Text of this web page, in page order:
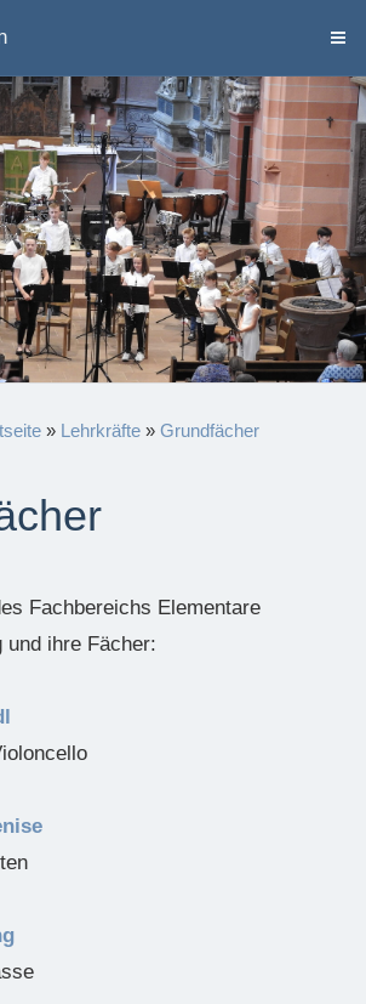
» Lehrkräfte » Grundfächer
Fachbereichs Elementare
und ihre Fächer: